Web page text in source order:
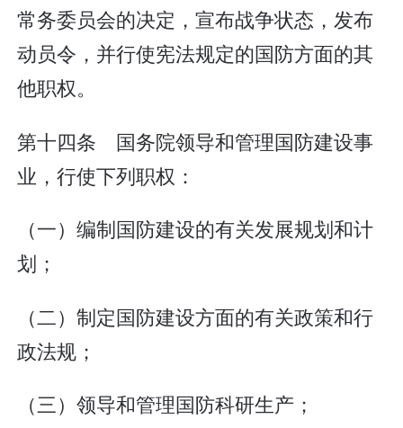
常务委员会的决定，宣布战争状态，发布
动员令，并行使宪法规定的国防方面的其
他职权。
第十四条 国务院领导和管理国防建设事
业，行使下列职权：
（一）编制国防建设的有关发展规划和计
划；
（二）制定国防建设方面的有关政策和行
政法规；
（三）领导和管理国防科研生产；